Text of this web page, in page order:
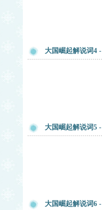
大国崛起解说词4
大国崛起解说词5
大国崛起解说词6